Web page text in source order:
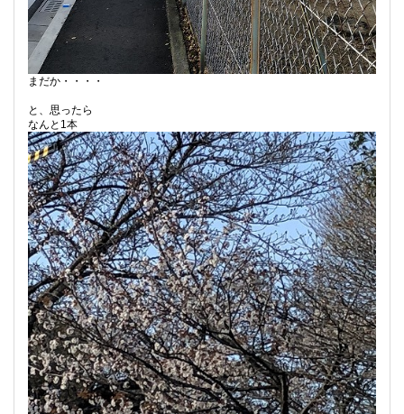
まだか・・・・
と、思ったら
なんと1本